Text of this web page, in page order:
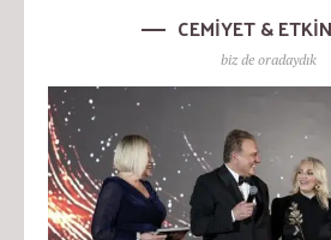
CEMİYET &
biz de oradaydık